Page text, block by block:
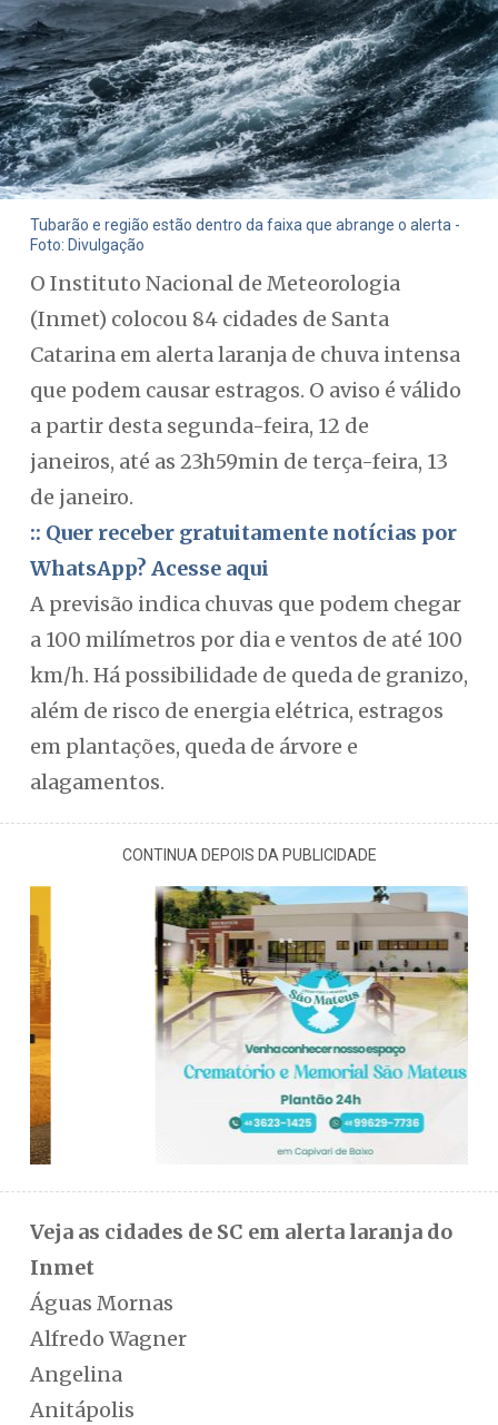
Tubarão e região estão dentro da faixa que abrange o alerta -
Foto: Divulgação
O Instituto Nacional de Meteorologia
(Inmet) colocou 84 cidades de Santa
Catarina em alerta laranja de chuva intensa
que podem causar estragos. O aviso é válido
a partir desta segunda-feira, 12 de
janeiros, até as 23h59min de terça-feira, 13
de janeiro.
:: Quer receber gratuitamente notícias por
WhatsApp? Acesse aqui
A previsão indica chuvas que podem chegar
a 100 milímetros por dia e ventos de até 100
km/h. Há possibilidade de queda de granizo,
além de risco de energia elétrica, estragos
em plantações, queda de árvore e
alagamentos.
CONTINUA DEPOIS DA PUBLICIDADE
Veja as cidades de SC em alerta laranja do
Inmet
Águas Mornas
Alfredo Wagner
Angelina
Anitápolis